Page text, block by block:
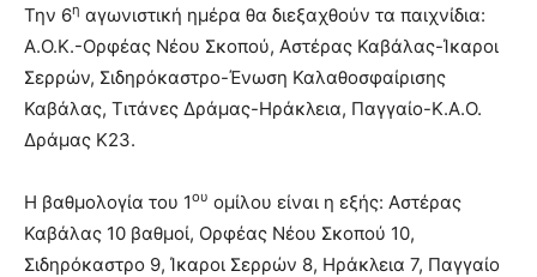
Την 6η αγωνιστική ημέρα θα διεξαχθούν τα παιχνίδια:
Α.Ο.Κ.-Ορφέας Νέου Σκοπού, Αστέρας Καβάλας-Ίκαροι
Σερρών, Σιδηρόκαστρο-Ένωση Καλαθοσφαίρισης
Καβάλας, Τιτάνες Δράμας-Ηράκλεια, Παγγαίο-Κ.Α.Ο.
Δράμας Κ23.
Η βαθμολογία του 1ου ομίλου είναι η εξής: Αστέρας
Καβάλας 10 βαθμοί, Ορφέας Νέου Σκοπού 10,
Σιδηρόκαστρο 9, Ίκαροι Σερρών 8, Ηράκλεια 7, Παγγαίο